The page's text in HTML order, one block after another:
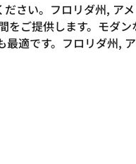
さい。フロリダ州, ア
ご提供します。モダン
適です。フロリダ州,